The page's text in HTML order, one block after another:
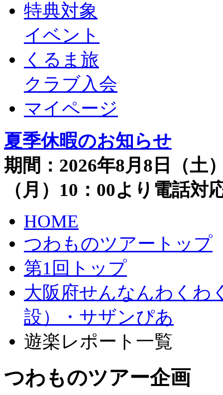
特典対象
イベント
くるま旅
クラブ入会
マイページ
夏季休暇のお知らせ
期間：2026年8月8日（土
（月）10：00より電話
HOME
つわものツアートップ
第1回トップ
大阪府せんなんわくわ
設）・サザンぴあ
遊楽レポート一覧
つわものツアー企画